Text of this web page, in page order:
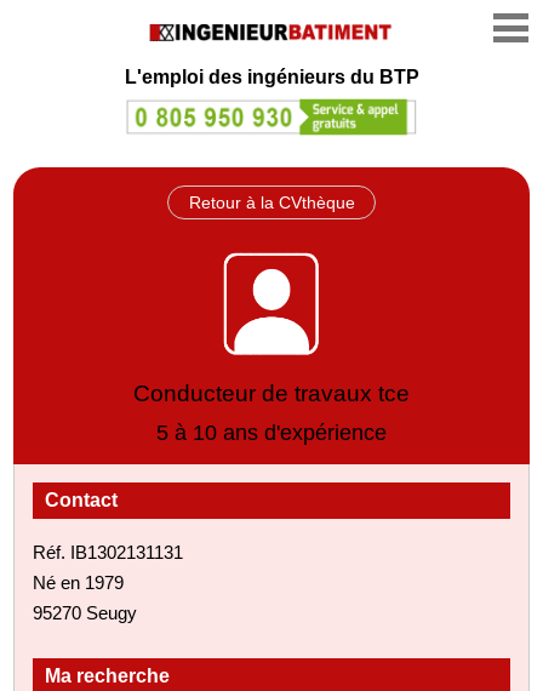
L'emploi des ingénieurs du BTP
Retour à la CVthèque
Conducteur de travaux tce
5 à 10 ans d'expérience
Contact
Réf. IB1302131131
Né en 1979
95270 Seugy
Ma recherche